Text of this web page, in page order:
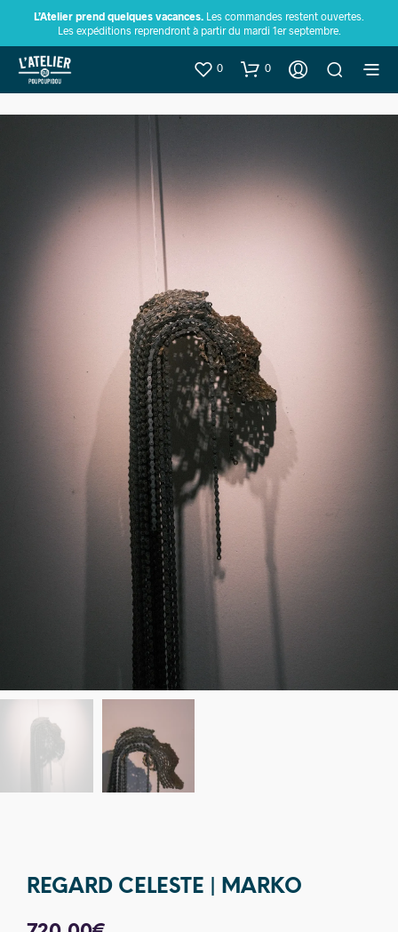
L’Atelier prend quelques vacances. Les commandes restent ouvertes.
Les expéditions reprendront à partir du mardi 1er septembre.
0 0
REGARD CELESTE | MARKO